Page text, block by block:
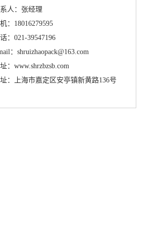
人：张经理
：18016279595
：021-39547196
：shruizhaopack@163.com
：www.shrzbzsb.com
：上海市嘉定区安亭镇新黄路136号